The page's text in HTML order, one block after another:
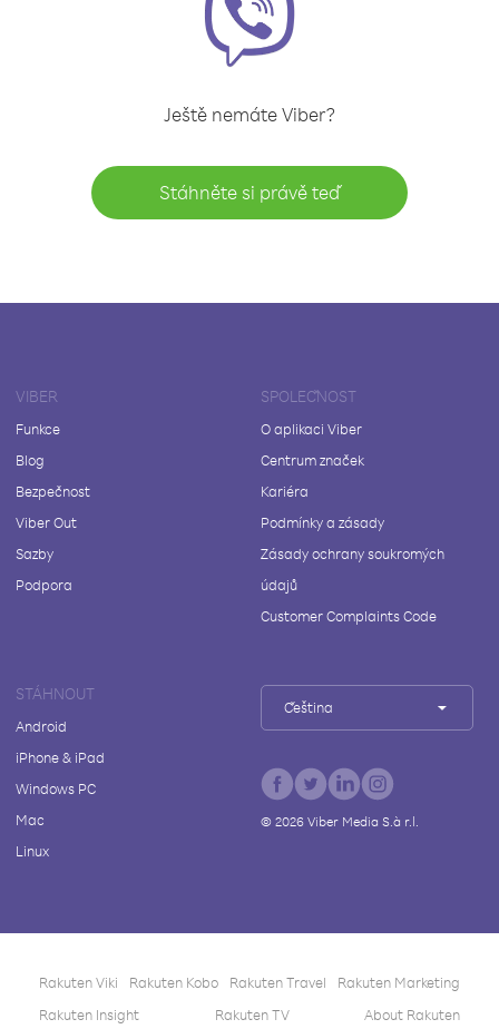
Ještě nemáte Viber?
Stáhněte si právě teď
VIBER
Funkce
Blog
Bezpečnost
Viber Out
Sazby
Podpora
SPOLEČNOST
O aplikaci Viber
Centrum značek
Kariéra
Podmínky a zásady
Zásady ochrany soukromých
údajů
Customer Complaints Code
STÁHNOUT
Android
iPhone & iPad
Windows PC
Mac
Linux
Čeština
© 2026Viber Media S.à r.l.
Rakuten Viki Rakuten Kobo Rakuten Travel
Rakuten Marketing
Rakuten Insight
Rakuten TV About Rakuten